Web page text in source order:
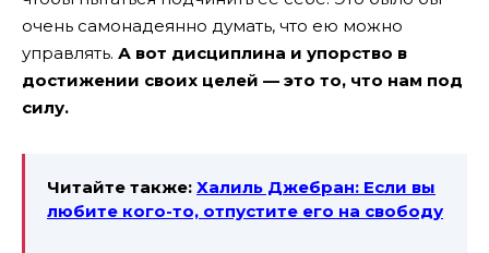
очень самонадеянно думать, что ею можно
управлять. А вот дисциплина и упорство в
достижении своих целей — это то, что нам под
силу.
Читайте также: Халиль Джебран: Если вы
любите кого-то, отпустите его на свободу